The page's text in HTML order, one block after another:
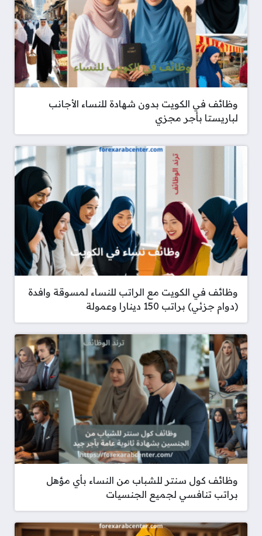
وظائف في الكويت بدون شهادة للنساء الأجانب
لباريستا بأجر مجزي
وظائف في الكويت مع الراتب للنساء لمسوقة وافدة
(دوام جزئي) براتب 150 دينارا وعمولة
وظائف كول سنتر للشباب من النساء بأي مؤهل
براتب تنافسي لجميع الجنسيات